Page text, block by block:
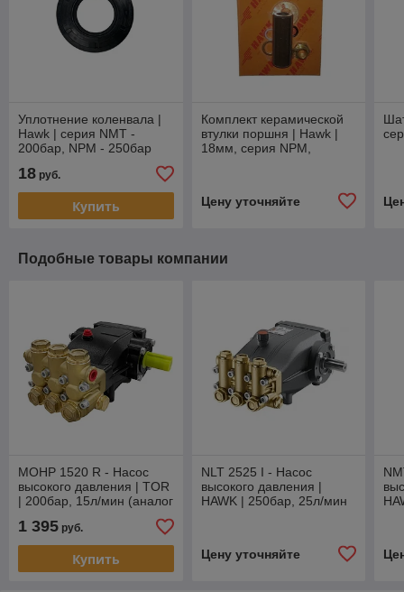
Уплотнение коленвала |
Hawk | серия NMT -
200бар, NPM - 250бар
18 руб.
Купить
Комплект керамической
втулки поршня | Hawk |
18мм, серия NPM,
Цену уточняйте
Подобные товары компании
MOHP 1520 R - Насос
высокого давления | TOR
| 200бар, 15л/мин (аналог
1 395 руб.
Купить
NLT 2525 I - Насос
высокого давления |
HAWK | 250бар, 25л/мин
Цену уточняйте